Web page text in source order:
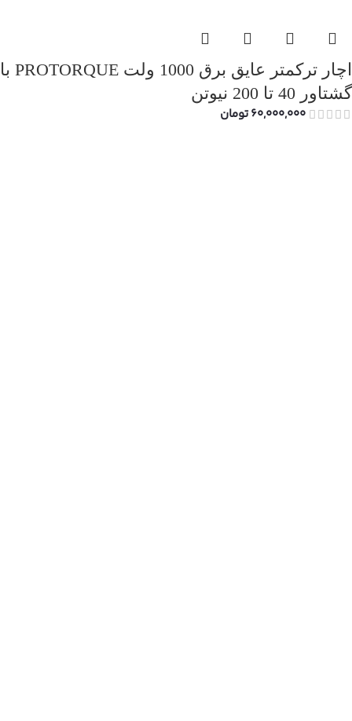
اچار ترکمتر عایق برق 1000 ولت PROTORQUE با
گشتاور 40 تا 200 نیوتن
60,000,000تومان